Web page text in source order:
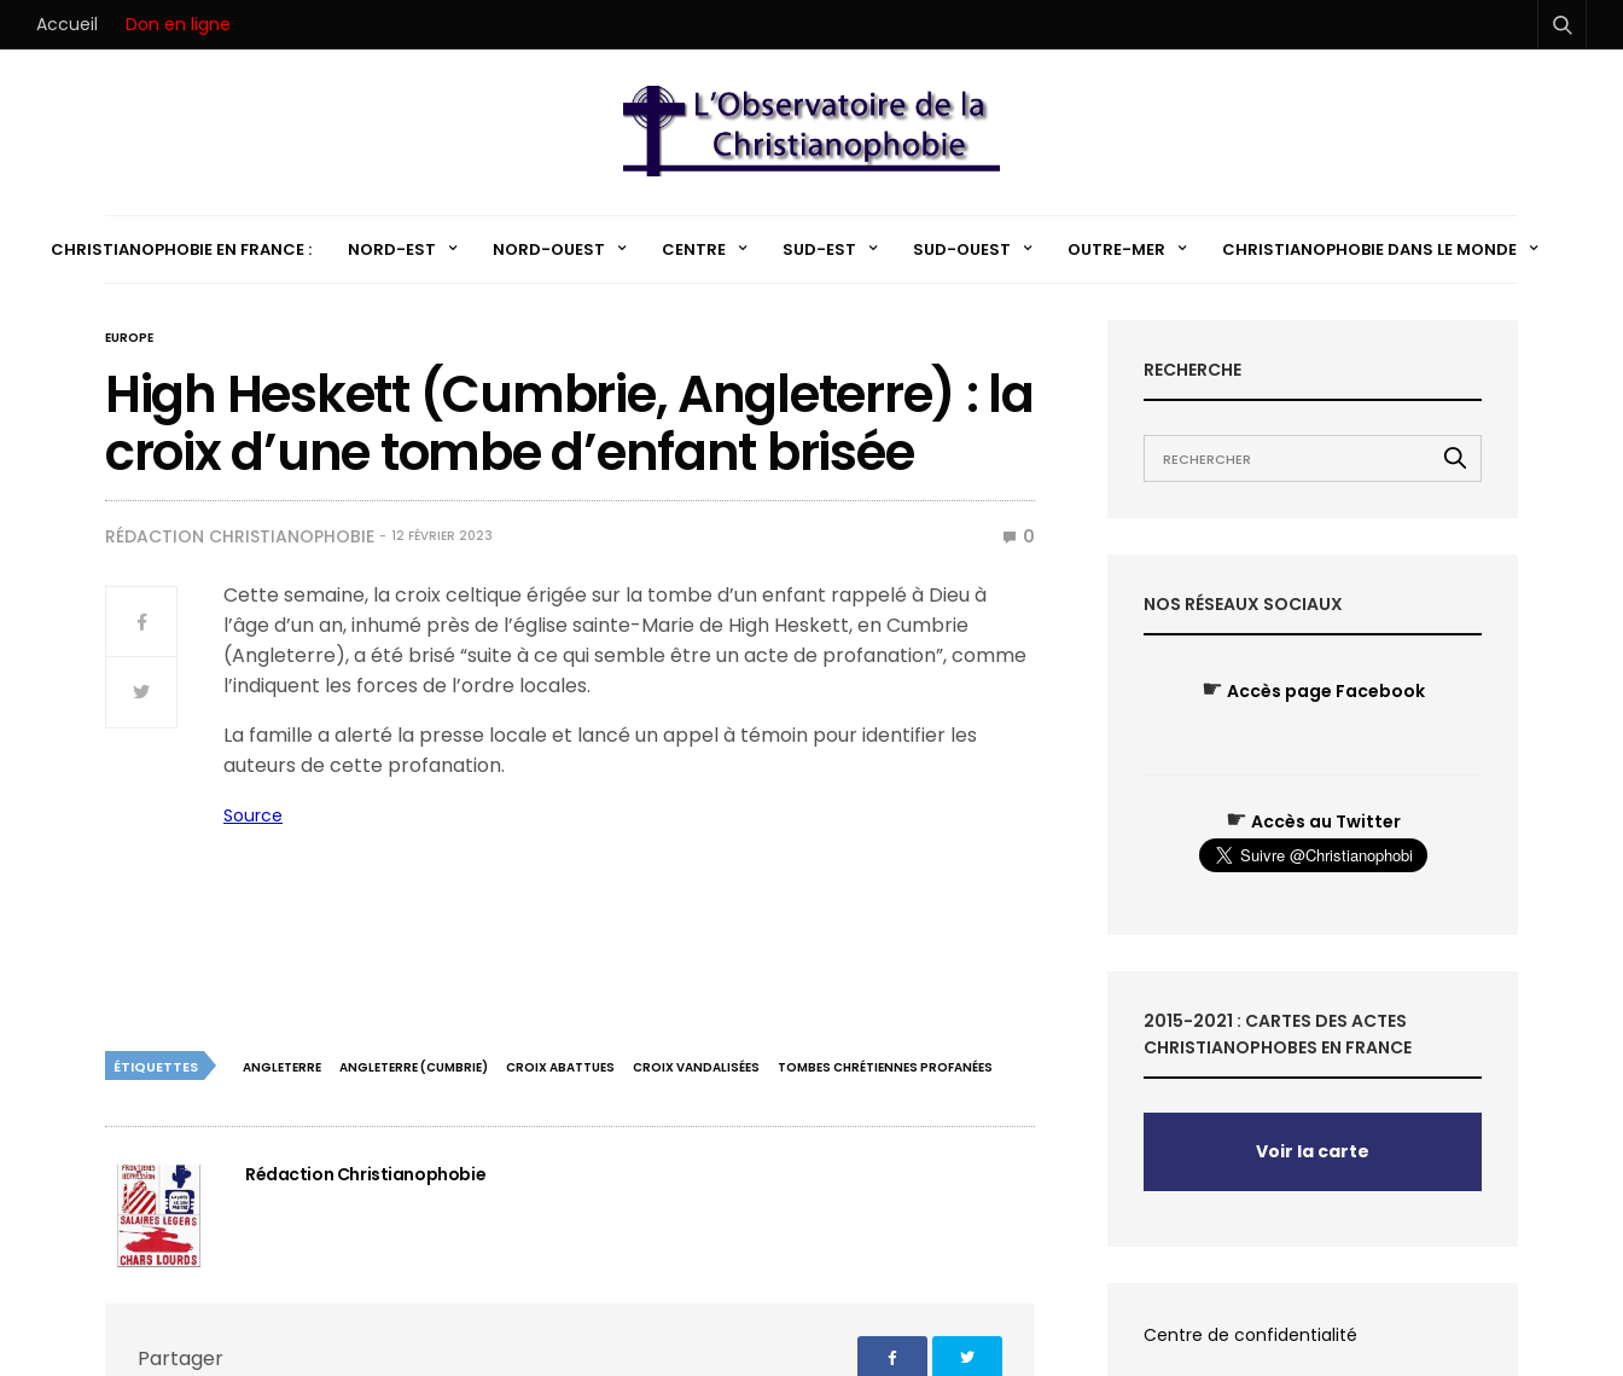
Accueil Don en ligne
CHRISTIANOPHOBIE EN FRANCE : NORD-EST NORD-OUEST CENTRE SUD-EST SUD-OUEST OUTRE-MER CHRISTIANOPHOBIE DANS LE MONDE
EUROPE
High Heskett (Cumbrie, Angleterre) : la
croix d’une tombe d’enfant brisée
RÉDACTION CHRISTIANOPHOBIE 12 FÉVRIER 2023 0
Cette semaine, la croix celtique érigée sur la tombe d’un enfant rappelé à Dieu à
l’âge d’un an, inhumé près de l’église sainte-Marie de High Heskett, en Cumbrie
(Angleterre), a été brisé “suite à ce qui semble être un acte de profanation”, comme
l’indiquent les forces de l’ordre locales.
La famille a alerté la presse locale et lancé un appel à témoin pour identifier les
auteurs de cette profanation.
Source
ÉTIQUETTES ANGLETERRE ANGLETERRE (CUMBRIE) CROIX ABATTUES CROIX VANDALISÉES TOMBES CHRÉTIENNES PROFANÉES
Rédaction Christianophobie
Partager
RECHERCHE
NOS RÉSEAUX SOCIAUX
☛ Accès page Facebook
☛ Accès au Twitter
2015-2021 : CARTES DES ACTES
CHRISTIANOPHOBES EN FRANCE
Voir la carte
Centre de confidentialité